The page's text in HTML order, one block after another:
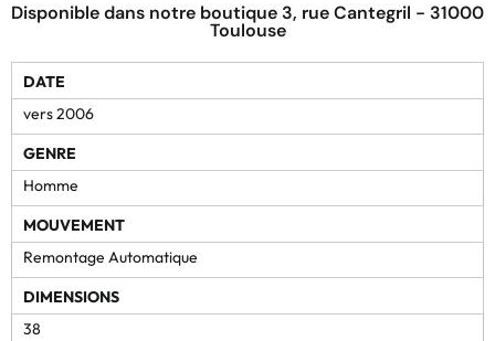
Disponible dans notre boutique 3, rue Cantegril - 31000
Toulouse
DATE
vers 2006
GENRE
Homme
MOUVEMENT
Remontage Automatique
DIMENSIONS
38